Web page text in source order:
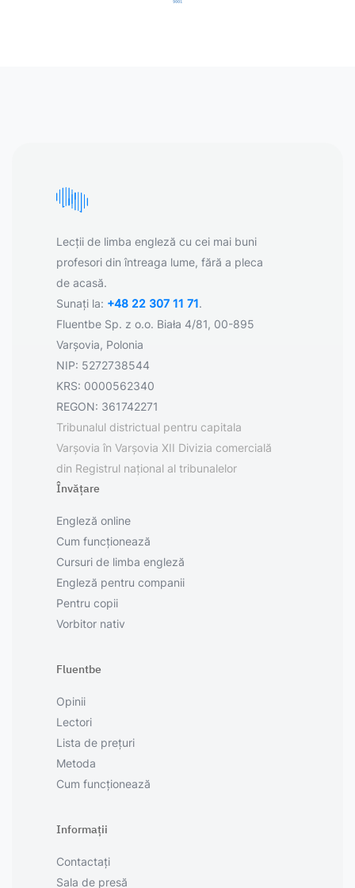
Lecții de limba engleză cu cei mai buni
profesori din întreaga lume, fără a pleca
de acasă.
Sunați la: +48 22 307 11 71.
Fluentbe Sp. z o.o. Biała 4/81, 00-895
Varșovia, Polonia
NIP: 5272738544
KRS: 0000562340
REGON: 361742271
Tribunalul districtual pentru capitala
Varșovia în Varșovia XII Divizia comercială
din Registrul național al tribunalelor
Învățare
Engleză online
Cum funcționează
Cursuri de limba engleză
Engleză pentru companii
Pentru copii
Vorbitor nativ
Fluentbe
Opinii
Lectori
Lista de prețuri
Metoda
Cum funcționează
Informații
Contactați
Sala de presă